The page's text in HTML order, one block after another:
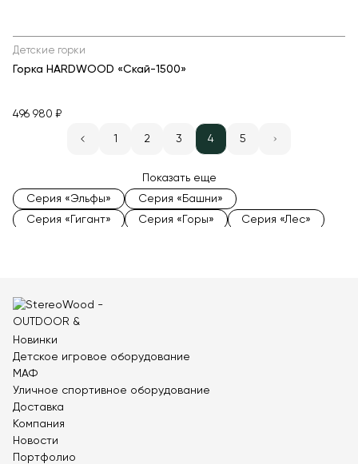
Детские горки
Горка HARDWOOD «Скай-1500»
496 980 ₽
1 2 3 4 5
Показать еще
Серия «Эльфы»
Серия «Башни»
Серия «Гигант»
Серия «Горы»
Серия «Лес»
Горки для детской площадки
Горки для парков
Большие горки
Детский игровой комплекс Эко
Игровой комплекс с трубой
Металлические детские игровые комплексы
Детские игровые комплексы для дачи
Новинки
Детское игровое оборудование
МАФ
Уличное спортивное оборудование
Доставка
Компания
Новости
Портфолио